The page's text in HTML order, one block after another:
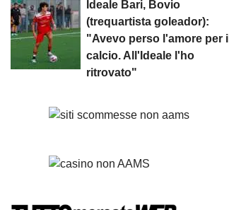
Ideale Bari, Bovio
(trequartista goleador):
"Avevo perso l'amore per il
calcio. All'Ideale l'ho
ritrovato"